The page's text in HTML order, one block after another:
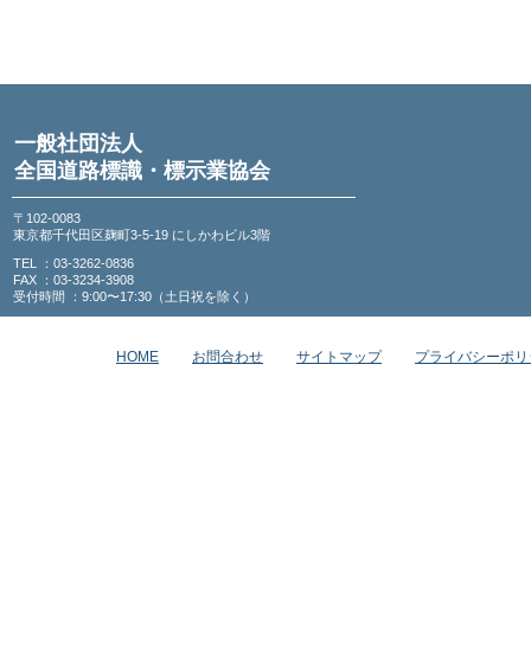
一般社団法人
全国道路標識・標示業協会
〒102-0083
東京都千代田区麹町3-5-19 にしかわビル3階
TEL ：03-3262-0836
FAX ：03-3234-3908
受付時間 ：9:00〜17:30（土日祝を除く）
HOME お問合わせ サイトマップ プライバシーポ